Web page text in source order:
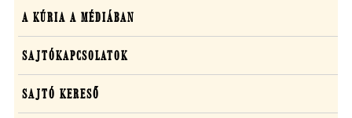
A KÚRIA A MÉDIÁBAN
SAJTÓKAPCSOLATOK
SAJTÓ KERESŐ